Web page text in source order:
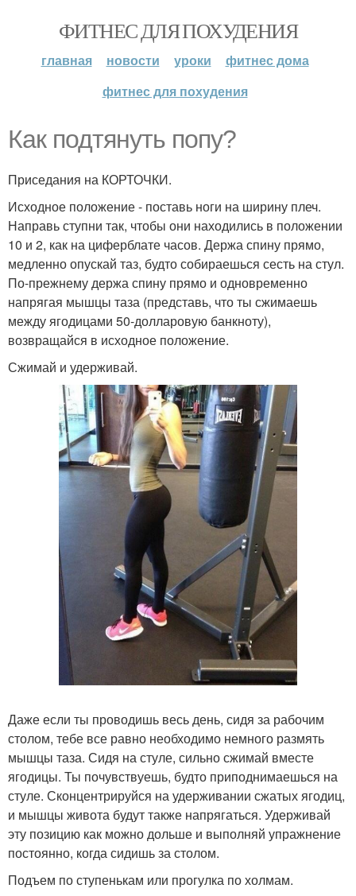
ФИТНЕС ДЛЯ ПОХУДЕНИЯ
главная новости уроки
фитнес дома
фитнес для похудения
Как подтянуть попу?
Приседания на КОРТОЧКИ.
Исходное положение - поставь ноги на ширину плеч.
Направь ступни так, чтобы они находились в положении
10 и 2, как на циферблате часов. Держа спину прямо,
медленно опускай таз, будто собираешься сесть на стул.
По-прежнему держа спину прямо и одновременно
напрягая мышцы таза (представь, что ты сжимаешь
между ягодицами 50-долларовую банкноту),
возвращайся в исходное положение.
Сжимай и удерживай.
Даже если ты проводишь весь день, сидя за рабочим
столом, тебе все равно необходимо немного размять
мышцы таза. Сидя на стуле, сильно сжимай вместе
ягодицы. Ты почувствуешь, будто приподнимаешься на
стуле. Сконцентрируйся на удерживании сжатых ягодиц,
и мышцы живота будут также напрягаться. Удерживай
эту позицию как можно дольше и выполняй упражнение
постоянно, когда сидишь за столом.
Подъем по ступенькам или прогулка по холмам.